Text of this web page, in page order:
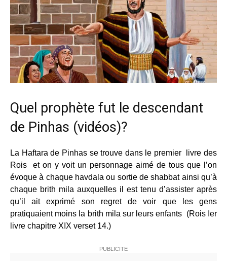
Quel prophète fut le descendant
de Pinhas (vidéos)?
La Haftara de Pinhas se trouve dans le premier livre des
Rois et on y voit un personnage aimé de tous que l’on
évoque à chaque havdala ou sortie de shabbat ainsi qu’à
chaque brith mila auxquelles il est tenu d’assister après
qu’il ait exprimé son regret de voir que les gens
pratiquaient moins la brith mila sur leurs enfants (Rois Ier
livre chapitre XIX verset 14.)